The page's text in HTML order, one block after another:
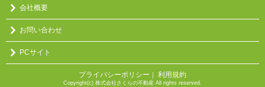
会社概要
お問い合わせ
PCサイト
プライバシーポリシー ｜ 利用規約
Copyright(c) 株式会社さくらの不動産 All rights reserved.